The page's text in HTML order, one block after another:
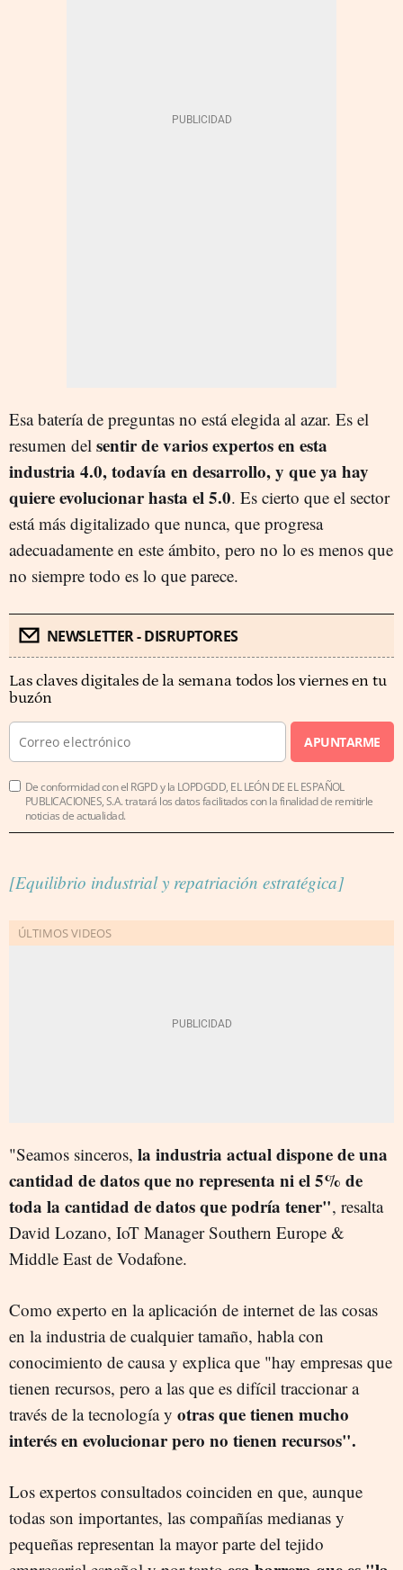
Esa batería de preguntas no está elegida al azar. Es el
resumen del sentir de varios expertos en esta
industria 4.0, todavía en desarrollo, y que ya hay
quiere evolucionar hasta el 5.0. Es cierto que el sector
está más digitalizado que nunca, que progresa
adecuadamente en este ámbito, pero no lo es menos que
no siempre todo es lo que parece.
NEWSLETTER - DISRUPTORES
Las claves digitales de la semana todos los viernes en tu
buzón
APUNTARME
De conformidad con el RGPD y la LOPDGDD, EL LEÓN DE EL ESPAÑOL
PUBLICACIONES, S.A. tratará los datos facilitados con la finalidad de remitirle
noticias de actualidad.
[Equilibrio industrial y repatriación estratégica]
"Seamos sinceros, la industria actual dispone de una
cantidad de datos que no representa ni el 5% de
toda la cantidad de datos que podría tener", resalta
David Lozano, IoT Manager Southern Europe &
Middle East de Vodafone.
Como experto en la aplicación de internet de las cosas
en la industria de cualquier tamaño, habla con
conocimiento de causa y explica que "hay empresas que
tienen recursos, pero a las que es difícil traccionar a
través de la tecnología y otras que tienen mucho
interés en evolucionar pero no tienen recursos".
Los expertos consultados coinciden en que, aunque
todas son importantes, las compañías medianas y
pequeñas representan la mayor parte del tejido